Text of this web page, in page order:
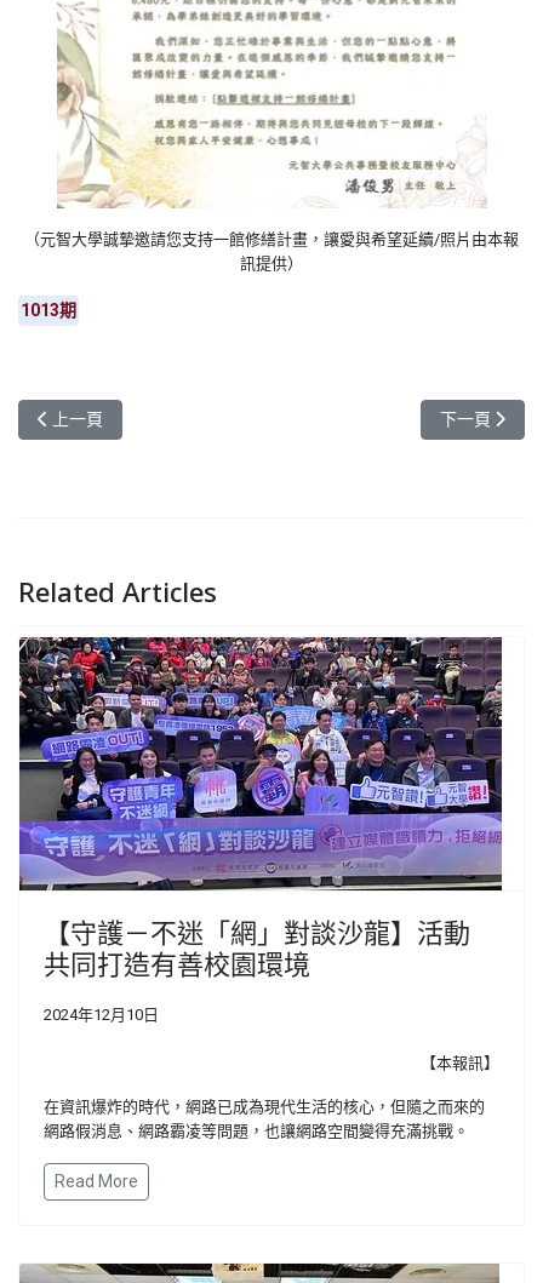
（元智大學誠摯邀請您支持一館修繕計畫，讓愛與希望延續/照片由本報
訊提供）
1013期
上一篇文章: 深化跨國合作 元智清邁共築全球化人才培育平台
上一頁 下一篇文章:
下一頁
Related Articles
【守護－不迷「網」對談沙龍】活動
共同打造有善校園環境
2024年12月10日
【本報訊】
在資訊爆炸的時代，網路已成為現代生活的核心，但隨之而來的
網路假消息、網路霸凌等問題，也讓網路空間變得充滿挑戰。
Read More